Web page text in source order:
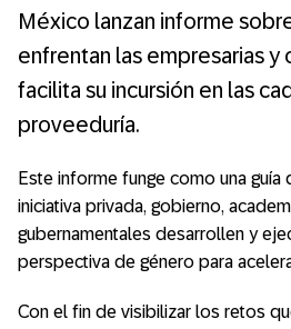
México lanzan informe
enfrentan las empresarias
facilita su incursión en las
proveeduría.
Este informe funge como una guía
iniciativa privada, gobierno,
gubernamentales desarrollen y
perspectiva de género para
Con el fin de visibilizar los retos